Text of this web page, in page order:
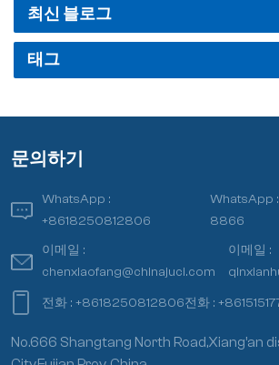
최신 블로그
태그
문의하기
WhatsApp :
+8618250812806
WhatsApp
8866
이메일 :
chenxiaofang@chinajuci.com
이메일 :
전화 :+8618250812806전화 :
No.666 Shangtang North Road,Xiang’an